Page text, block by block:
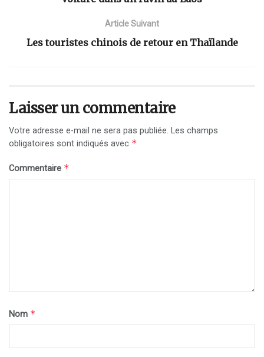
Article Suivant
Les touristes chinois de retour en Thaïlande
Laisser un commentaire
Votre adresse e-mail ne sera pas publiée. Les champs
obligatoires sont indiqués avec *
Commentaire *
Nom *